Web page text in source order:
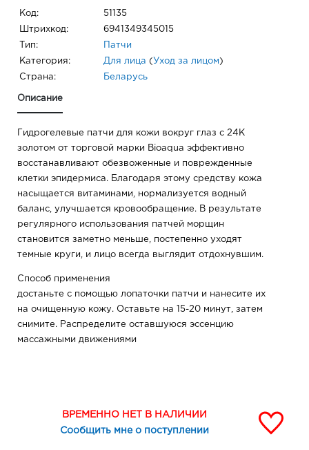
Код: 51135
Штрихкод: 6941349345015
Тип: Патчи
Категория: Для лица ( Уход за лицом )
Страна: Беларусь
Описание
Гидрогелевые патчи для кожи вокруг глаз с 24К
золотом от торговой марки Bioaqua эффективно
восстанавливают обезвоженные и поврежденные
клетки эпидермиса. Благодаря этому средству кожа
насыщается витаминами, нормализуется водный
баланс, улучшается кровообращение. В результате
регулярного использования патчей морщин
становится заметно меньше, постепенно уходят
темные круги, и лицо всегда выглядит отдохнувшим.
Способ применения
достаньте с помощью лопаточки патчи и нанесите их
на очищенную кожу. Оставьте на 15-20 минут, затем
снимите. Распределите оставшуюся эссенцию
массажными движениями
ВРЕМЕННО НЕТ В НАЛИЧИИ
Сообщить мне о поступлении